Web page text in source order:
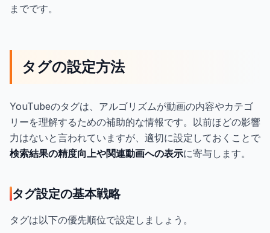
までです。
タグの設定方法
YouTubeのタグは、アルゴリズムが動画の内容やカテゴ
リーを理解するための補助的な情報です。以前ほどの影響
力はないと言われていますが、適切に設定しておくことで
検索結果の精度向上や関連動画への表示に寄与します。
タグ設定の基本戦略
タグは以下の優先順位で設定しましょう。